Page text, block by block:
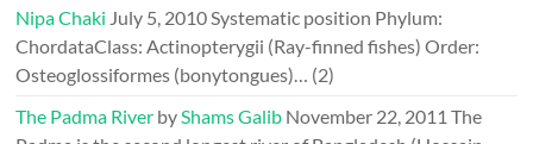
Nipa Chaki July 5, 2010Systematic position Phylum:
ChordataClass: Actinopterygii (Ray-finned fishes) Order:
Osteoglossiformes (bonytongues)… (2)
The Padma River byShams Galib November 22, 2011 The